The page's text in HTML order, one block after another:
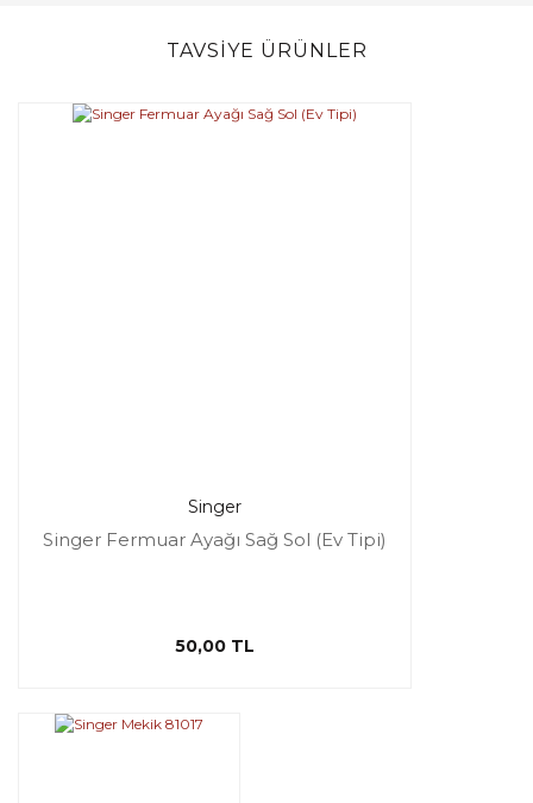
TAVSİYE ÜRÜNLER
Singer
Singer Fermuar Ayağı Sağ Sol (Ev Tipi)
50,00 TL